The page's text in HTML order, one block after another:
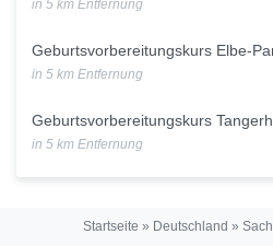
in 5 km Entfernung
Geburtsvorbereitungskurs Elbe-
in 5 km Entfernung
Geburtsvorbereitungskurs
in 5 km Entfernung
Startseite » Deutschland »